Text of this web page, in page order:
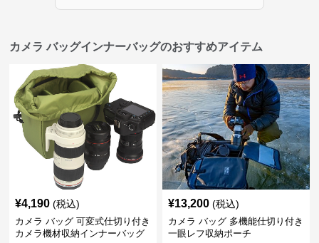
カメラ バッグインナーバッグのおすすめアイテム
¥4,190 (税込)
カメラ バッグ 可変式仕切り付き
カメラ機材収納インナーバッグ
¥13,200 (税込)
カメラ バッグ 多機能仕切り付き
一眼レフ収納ポーチ